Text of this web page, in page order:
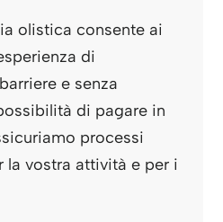
olistica consente ai
di
e senza
di pagare in
processi
la vostra attività e per i